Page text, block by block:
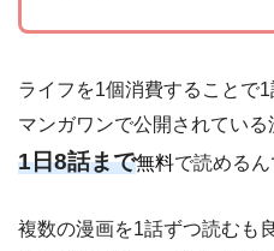
ライフを1個消費することで1
マンガワンで公開されている
1日8話まで無料で読める
複数の漫画を1話ずつ読むも